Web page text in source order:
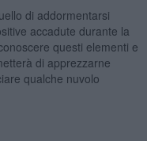
di addormentarsi
accadute durante la
questi elementi e
di apprezzarne
qualche nuvolo